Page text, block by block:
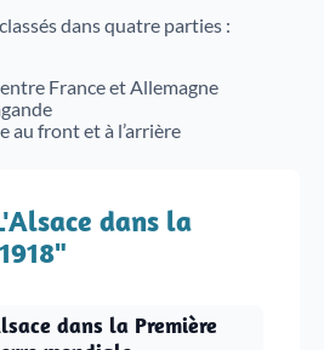
dans quatre parties :
entre France et Allemagne
au front et à l’arrière
dans la
dans la Première
vos recherches historiques,
nous vous
d'aide portant sur des
et émigration